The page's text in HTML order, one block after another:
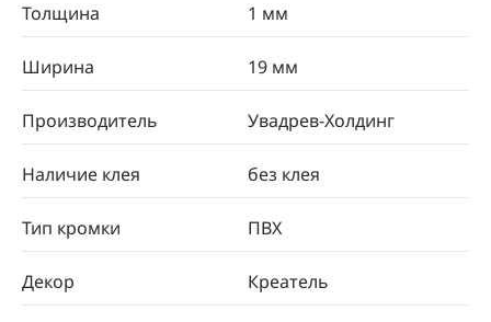
Толщина 1 мм
Ширина 19 мм
Производитель Увадрев-Холдинг
Наличие клея без клея
Тип кромки ПВХ
Декор Креатель